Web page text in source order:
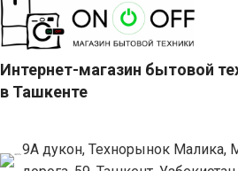
Интернет-магазин бытовой
в Ташкенте
9А дукон, Технорынок Малика,